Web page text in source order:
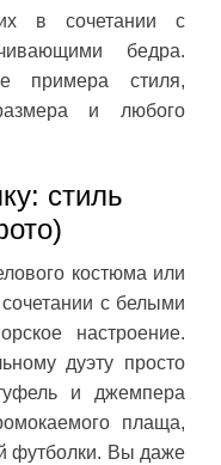
в сочетании с
бедра.
примера стиля,
и любого
стиль
костюма или
с белыми
настроение.
дуэту просто
и джемпера
плаща,
футболки. Вы даже